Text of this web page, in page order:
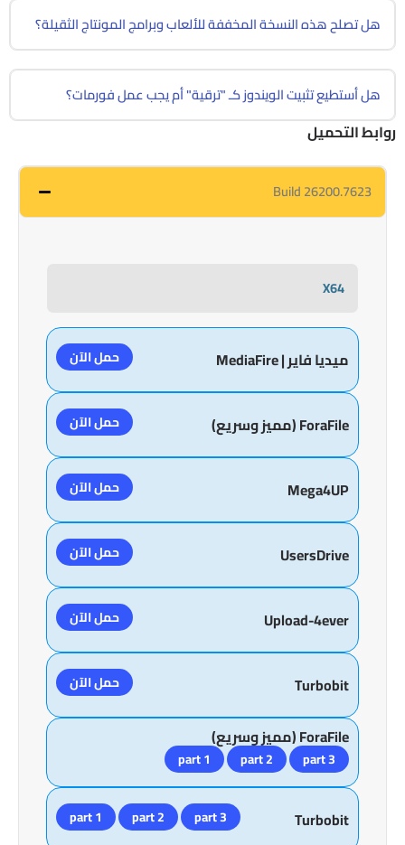
هل تصلح هذه النسخة المخففة للألعاب وبرامج المونتاج الثقيلة؟
هل أستطيع تثبيت الويندوز كـ "ترقية" أم يجب عمل فورمات؟
روابط التحميل
Build 26200.7623
X64
ميديا فاير | MediaFire حمل الآن
ForaFile (مميز وسريع) حمل الآن
Mega4UP حمل الآن
UsersDrive حمل الآن
Upload-4ever حمل الآن
Turbobit حمل الآن
ForaFile (مميز وسريع)
part 1 part 2 part 3
Turbobit
part 1 part 2 part 3